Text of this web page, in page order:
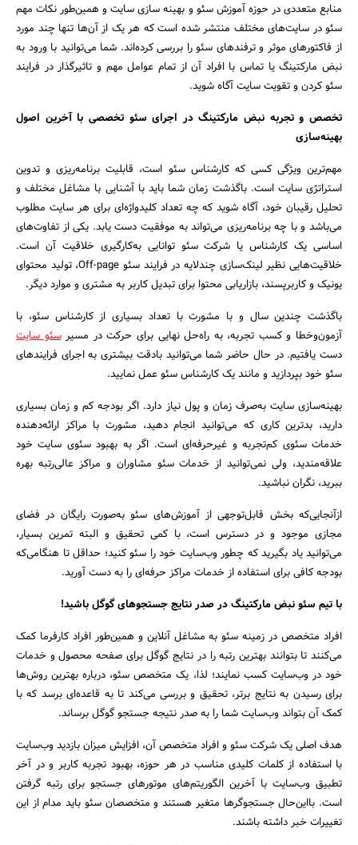
جستجو
منابع متعددی در حوزه آموزش سئو و بهینه سازی سایت و همین‌طور نکات مهم
سئو در سایت‌های مختلف منتشر شده است که هر یک از آن‌ها تنها چند مورد
از فاکتور‌های موثر و ترفندهای سئو را بررسی کرده‌اند. شما می‌توانید با ورود به
نبض مارکتینگ یا تماس با افراد آن از تمام عوامل مهم و تاثیرگذار در فرایند
سئو کردن و تقویت سایت آگاه شوید.
تخصص و تجربه نبض مارکتینگ در اجرای سئو تخصصی با آخرین اصول
بهینه‌سازی
مهم‌ترین ویژگی کسی که کارشناس سئو است، قابلیت برنامه‌ریزی و تدوین
استراتژی سایت است. باگذشت زمان شما باید با آشنایی با مشاغل مختلف و
تحلیل رقیبان خود، آگاه شوید که چه تعداد کلید‌واژه‌ای برای هر سایت مطلوب
می‌باشد و با چه برنامه‌ریزی می‌تواند به موفقیت دست یابد. یکی از تفاوت‌های
اساسی یک کارشناس یا شرکت سئو توانایی به‌کار‌گیری خلاقیت آن است.
خلاقیت‌هایی نظیر لینک‌سازی چندلایه در فرایند سئو Off-page، تولید محتوای
یونیک و کاربرپسند، بازاریابی محتوا برای تبدیل کاربر به مشتری و موارد دیگر.
باگذشت چندین سال و با مشورت با تعداد بسیاری از کارشناس سئو، با
آزمون‌وخطا و کسب تجربه، به راه‌حل نهایی برای حرکت در مسیرسئو سایت
دست یافتیم. در حال حاضر شما می‌توانید بادقت بیشتری به اجرای فرایند‌های
سئو خود بپردازید و مانند یک کارشناس سئو عمل نمایید.
بهینه‌سازی سایت به‌صرف زمان و پول نیاز دارد. اگر بودجه کم و زمان بسیاری
دارید، بد‌ترین کاری که می‌توانید انجام دهید، مشورت با مراکز ارائه‌دهنده
خدمات سئو‌ی کم‌تجربه و غیر‌حرفه‌ای است. اگر به بهبود سئو‌ی سایت خود
علاقه‌مندید، ولی نمی‌توانید از خدمات سئو‌ مشاوران و مراکز عالی‌رتبه بهره
ببرید، نگران نباشید.
ازآنجایی‌که بخش قابل‌توجهی از آموزش‌های سئو به‌صورت رایگان در فضای
مجازی موجود و در دسترس است، با کمی تحقیق و البته تمرین بسیار،
می‌توانید یاد بگیرید که چطور وب‌سایت خود را سئو کنید؛ حداقل تا هنگامی‌که
بودجه کافی برای استفاده از خدمات مراکز حرفه‌ای را به دست آورید.
با تیم سئو نبض مارکتینگ در صدر نتایج جستجوهای گوگل باشید!
افراد متخصص در زمینه سئو به مشاغل آنلاین و همین‌طور افراد کار‌فرما کمک
می‌کنند تا بتوانند بهترین رتبه را در نتایج گوگل برای صفحه محصول و خدمات
خود در وب‌سایت کسب نمایند؛ لذا، یک متخصص سئو، درباره بهترین روش‌ها
برای رسیدن به نتایج برتر، تحقیق و بررسی می‌کند تا به قاعده‌ای برسد که با
کمک آن بتواند وب‌سایت شما را به صدر نتیجه جستجو گوگل برساند.
هدف اصلی یک شرکت سئو و افراد متخصص آن، افزایش میزان بازدید وب‌سایت
با استفاده از کلمات کلیدی مناسب در هر حوزه، بهبود تجربه کاربر و در آخر
تطبیق وب‌سایت با آخرین الگوریتم‌های موتورهای جستجو برای رتبه گرفتن
است. بااین‌حال جستجوگرها متغیر هستند و متخصصان سئو باید مدام از این
تغییرات خبر داشته باشند.